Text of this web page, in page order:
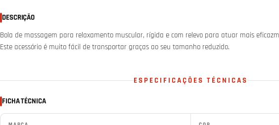
DESCRIÇÃO
Bola de massagem para relaxamento muscular, rígida e com relevo para atuar mais
Este acessório é muito fácil de transportar graças ao seu tamanho reduzido.
ESPECIFICAÇÕES TÉCNICAS
FICHA TÉCNICA